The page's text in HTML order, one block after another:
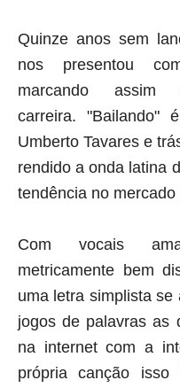
Quinze anos sem
nos presentou
marcando
carreira. "Bailando"
Umberto Tavares e
rendido a onda latina
tendência no mercado
Com vocais
metricamente bem
uma letra simplista
jogos de palavras as
na internet com a
própria canção